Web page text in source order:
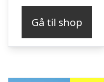
Gå til shop